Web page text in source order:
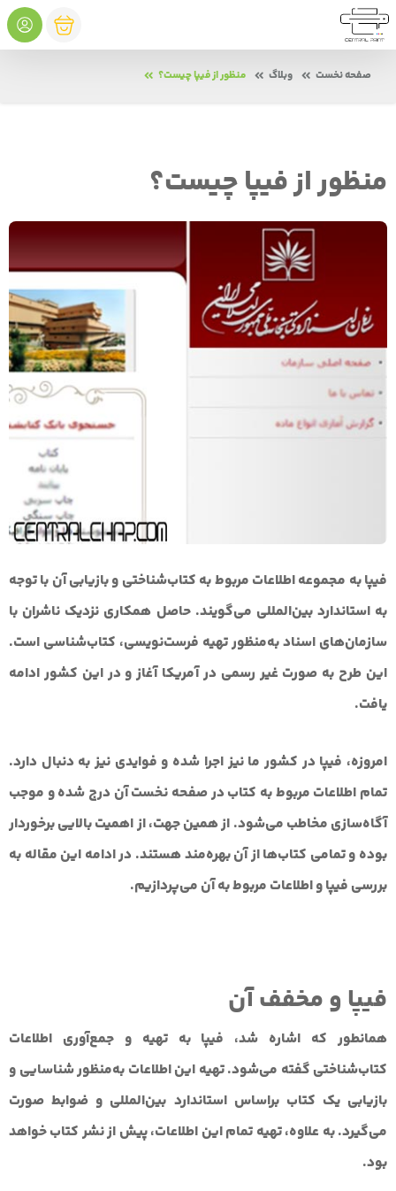
صفحه نخست وبلاگ منظور از فیپا چیست؟
منظور از فیپا چیست؟
فیپا به مجموعه اطلاعات مربوط به کتاب‌شناختی و بازیابی آن با توجه
به استاندارد بین‌المللی می‌گویند. حاصل همکاری نزدیک ناشران با
سازمان‌های اسناد به‌منظور تهیه فرست‌نویسی، کتاب‌شناسی است.
این طرح به صورت غیر رسمی در آمریکا آغاز و در این کشور ادامه
یافت.
امروزه، فیپا در کشور ما نیز اجرا شده و فوایدی نیز به دنبال دارد.
تمام اطلاعات مربوط به کتاب در صفحه نخست آن درج شده و موجب
آگاه‌سازی مخاطب می‌شود. از همین جهت، از اهمیت بالایی برخوردار
بوده و تمامی کتاب‌ها از آن بهره‌مند هستند. در ادامه این مقاله به
بررسی فیپا و اطلاعات مربوط به آن می‌پردازیم.
فیپا و مخفف آن
همانطور که اشاره شد، فیپا به تهیه و جمع‌آوری اطلاعات
کتاب‌شناختی گفته می‌شود. تهیه این اطلاعات به‌منظور شناسایی و
بازیابی یک کتاب براساس استاندارد بین‌المللی و ضوابط صورت
می‌گیرد. به علاوه، تهیه تمام این اطلاعات، پیش از نشر کتاب خواهد
بود.